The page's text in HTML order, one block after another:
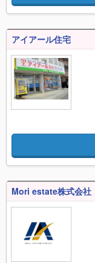
アイアール住宅
Mori estate株式会社